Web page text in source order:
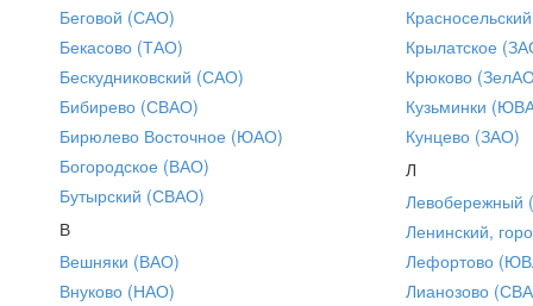
Беговой (САО)
Бекасово (ТАО)
Бескудниковский (САО)
Бибирево (СВАО)
Бирюлево Восточное (ЮАО)
Богородское (ВАО)
Бутырский (СВАО)
В
Вешняки (ВАО)
Внуково (НАО)
Крылатское
Крюково
Кузьминки
Кунцево (ЗАО)
Л
Ленинский,
Лефортово
Лианозово